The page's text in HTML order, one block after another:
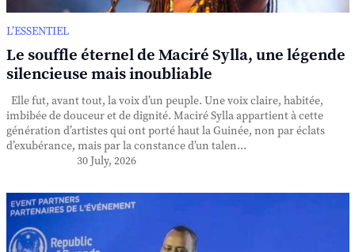
L’ESSENTIEL
Le souffle éternel de Maciré Sylla, une légende
silencieuse mais inoubliable
Elle fut, avant tout, la voix d’un peuple. Une voix claire, habitée,
imbibée de douceur et de dignité. Maciré Sylla appartient à cette
génération d’artistes qui ont porté haut la Guinée, non par éclats
d’exubérance, mais par la constance d’un talen...
30 July, 2026